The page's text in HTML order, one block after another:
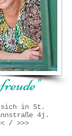
sich in St.
4j.
/ >>>